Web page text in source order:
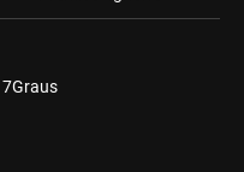
7Graus